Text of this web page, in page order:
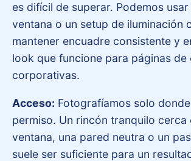
es difícil de superar. Podemos
ventana o un setup de iluminación
mantener encuadre consistente y
look que funcione para páginas
corporativas.
Acceso: Fotografíamos solo
permiso. Un rincón tranquilo cerca
ventana, una pared neutra o un
suele ser suficiente para un